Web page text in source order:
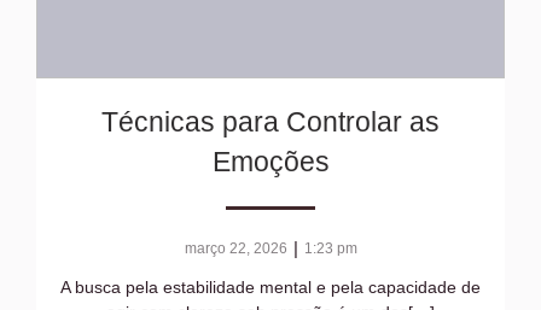
Técnicas para Controlar as
Emoções
março 22, 2026 | 1:23 pm
A busca pela estabilidade mental e pela capacidade de